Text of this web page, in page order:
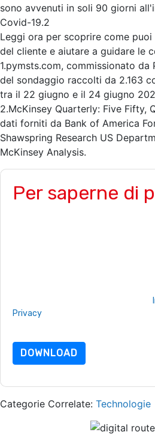
sono avvenuti in soli 90 giorni
Covid-19.2
Leggi ora per scoprire come
del cliente e aiutare a guidare le
1.pymsts.com, commissionato da
del sondaggio raccolti da 2.163
tra il 22 giugno e il 24 giugno
2.McKinsey Quarterly: Five Fifty,
dati forniti da Bank of America
Shawspring Research US
McKinsey Analysis.
Per saperne di
Privacy.In caso di ulteriori domande,
DOWNLOAD
Categorie Correlate: Technologie